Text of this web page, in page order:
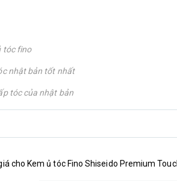
tóc fino
nhật bản tốt nhất
tóc của nhật bản
cho Kem ủ tóc Fino Shiseido Premium